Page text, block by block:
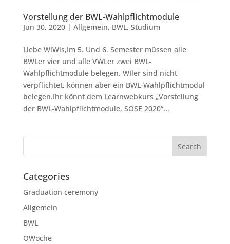
Vorstellung der BWL-Wahlpflichtmodule
Jun 30, 2020| Allgemein, BWL, Studium
Liebe WiWis,Im 5. Und 6. Semester müssen alle
BWLer vier und alle VWLer zwei BWL-
Wahlpflichtmodule belegen. WIler sind nicht
verpflichtet, können aber ein BWL-Wahlpflichtmodul
belegen.Ihr könnt dem Learnwebkurs „Vorstellung
der BWL-Wahlpflichtmodule, SOSE 2020“...
Categories
Graduation ceremony
Allgemein
BWL
OWoche